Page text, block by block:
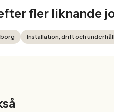
fler liknande
Installation, drift och underhåll